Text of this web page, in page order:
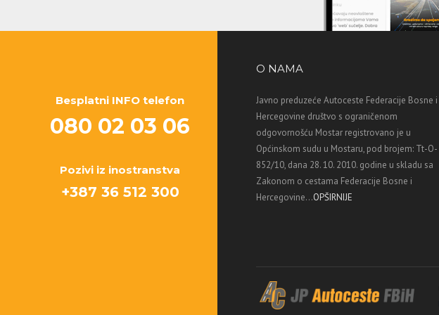
Besplatni INFO telefon
080 02 03 06
Pozivi iz inostranstva
+387 36 512 300
O NAMA
Javno preduzeće Autoceste Federacije Bosne i
Hercegovine društvo s ograničenom
odgovornošću Mostar registrovano je u
Općinskom sudu u Mostaru, pod brojem: Tt-O-
852/10, dana 28. 10. 2010. godine u skladu sa
Zakonom o cestama Federacije Bosne i
Hercegovine...OPŠIRNIJE